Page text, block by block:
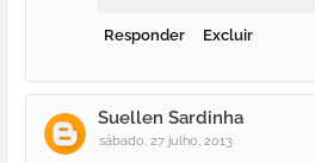
Responder Excluir
Suellen Sardinha
sábado, 27 julho, 2013